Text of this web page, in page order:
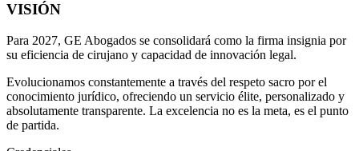
VISIÓN
Para 2027, GE Abogados se consolidará como la firma insignia por
su eficiencia de cirujano y capacidad de innovación legal.
Evolucionamos constantemente a través del respeto sacro por el
conocimiento jurídico, ofreciendo un servicio élite, personalizado y
absolutamente transparente. La excelencia no es la meta, es el punto
de partida.